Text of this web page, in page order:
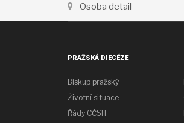
Osoba detail
PRAŽSKÁ DIECÉZE
Biskup pražský
Životní situace
Řády CČSH